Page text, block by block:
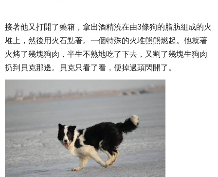
接著他又打開了藥箱，拿出酒精澆在由3條狗的脂肪組成的火
堆上，然後用火石點著。一個特殊的火堆熊熊燃起。他就著
火烤了幾塊狗肉，半生不熟地吃了下去，又割了幾塊生狗肉
扔到貝克那邊。貝克只看了看，便掉過頭閃開了。